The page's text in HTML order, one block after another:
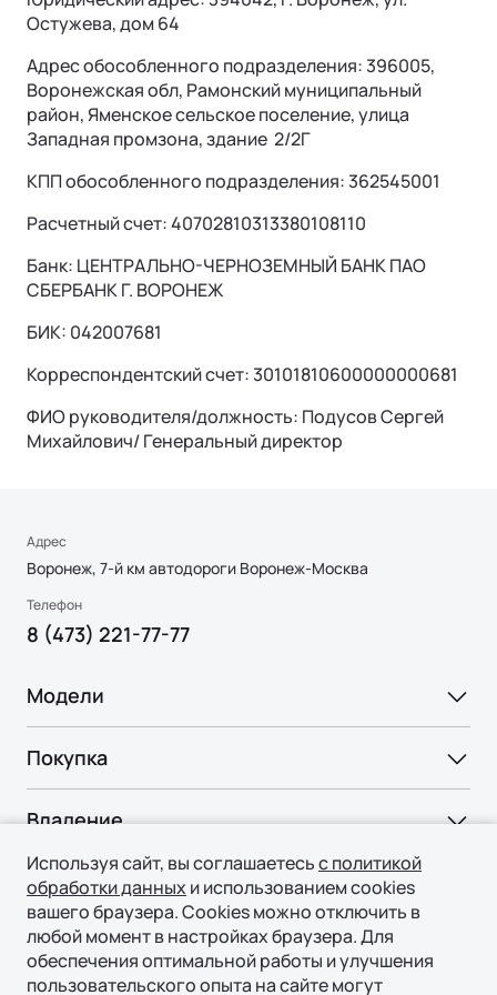
Ли Л6 | Li L6
Городской 5-местный кроссовер
ОТ 6 890 000 ₽
Подробнее
Ли Л7 | Li L7
Универсальный 5-местный кроссовер
Ли Л9 | Li L9
ОТ 9 650 000 ₽
КОРПОРАТИВНЫЕ ПРОДАЖИ
Корпоративным клиентам
Лизинг
ФИНАНСЫ И УСЛУГИ
Финансовые программы
Трейд-ин
Страхование
Страховая гарантия
Руководства по эксплуатации
Акустический комфорт (NVH)
Интеллектуальные ассистенты
Обновление ПО
СОТРУДНИЧЕСТВО
Контакты
Остужева, дом 64
Адрес обособленного подразделения: 396005,
Воронежская обл, Рамонский муниципальный
район, Яменское сельское поселение, улица
Западная промзона, здание 2/2Г
КПП обособленного подразделения: 362545001
Расчетный счет: 40702810313380108110
Банк: ЦЕНТРАЛЬНО-ЧЕРНОЗЕМНЫЙ БАНК ПАО
СБЕРБАНК Г. ВОРОНЕЖ
БИК: 042007681
Корреспондентский счет: 30101810600000000681
ФИО руководителя/должность: Подусов Сергей
Михайлович/ Генеральный директор
Адрес
Воронеж, 7-й км автодороги Воронеж-Москва
Телефон
8 (473) 221-77-77
Модели
Ли Л7 | Li L7
Ли Л9 | Li L9
Покупка
Тест-драйв
Специальные предложения
Авто в наличии
Владение
СЕРВИС
Официальный сервис
Регламент ТО
ПОДДЕРЖКА
Технологии
ТЕХНОЛОГИИ ЛИ АВТО | LI AUTO
REEV-платформа
О нас
Используя сайт, вы соглашаетесьс политикой
обработки данных и использованием cookies
вашего браузера. Cookies можно отключить в
любой момент в настройках браузера. Для
обеспечения оптимальной работы и улучшения
пользовательского опыта на сайте могут